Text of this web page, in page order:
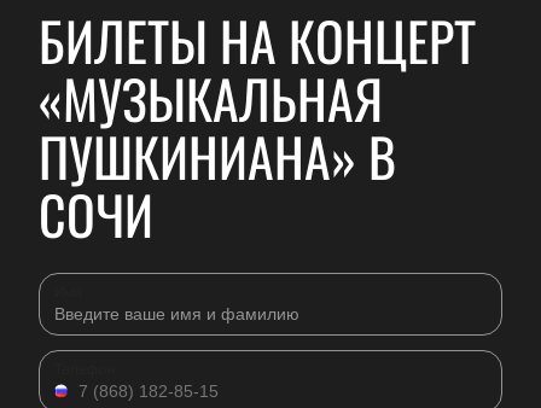
БИЛЕТЫ НА КОНЦЕРТ
«МУЗЫКАЛЬНАЯ
ПУШКИНИАНА» В
СОЧИ